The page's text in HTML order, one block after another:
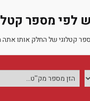
לפי מספר
קטלוגי של החלק אותו